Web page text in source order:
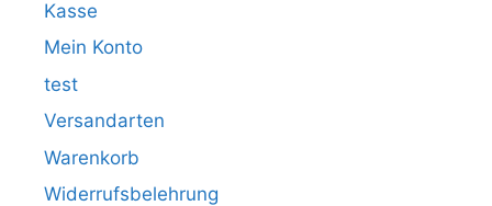
Kasse
Mein Konto
test
Versandarten
Warenkorb
Widerrufsbelehrung